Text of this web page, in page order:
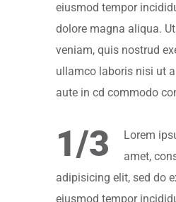
eiusmod tempor
dolore magna aliqua.
veniam, quis nostrud
ullamco laboris nisi ut
aute in cd commodo
1/3
Lorem
amet,
adipisicing elit, sed do
eiusmod tempor